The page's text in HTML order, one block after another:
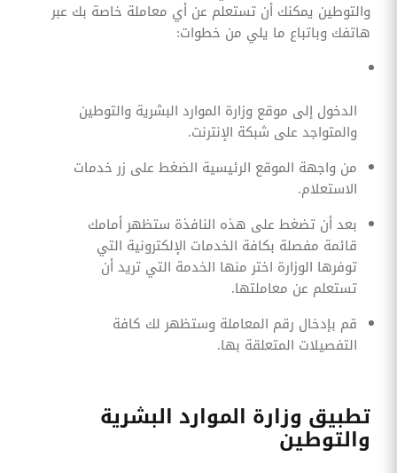
والتوطين يمكنك أن تستعلم عن أي معاملة خاصة بك عبر
هاتفك وباتباع ما يلي من خطوات:
الدخول إلى موقع وزارة الموارد البشرية والتوطين
والمتواجد على شبكة الإنترنت.
من واجهة الموقع الرئيسية الضغط على زر خدمات
الاستعلام.
بعد أن تضغط على هذه النافذة ستظهر أمامك
قائمة مفصلة بكافة الخدمات الإلكترونية التي
توفرها الوزارة اختر منها الخدمة التي تريد أن
تستعلم عن معاملتها.
قم بإدخال رقم المعاملة وستظهر لك كافة
التفصيلات المتعلقة بها.
تطبيق وزارة الموارد البشرية
والتوطين